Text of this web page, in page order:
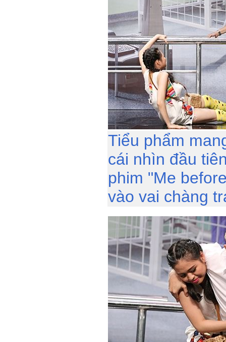
Tiểu phẩm
cái nhìn đầu
phim "Me
vào vai chàng